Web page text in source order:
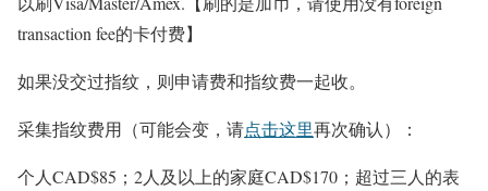
transaction fee的卡付费】
如果没交过指纹，则申请费和指纹费一起收。
采集指纹费用（可能会变，请点击这里再次确认）：
个人CAD$85；2人及以上的家庭CAD$170；超过三人的表